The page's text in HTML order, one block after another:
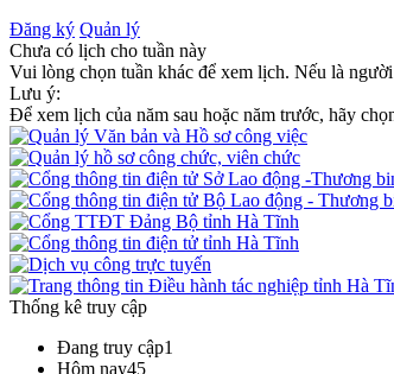
Đăng ký Quản lý
Chưa có lịch cho tuần này
Vui lòng chọn tuần khác để xem lịch. Nếu là
Lưu ý:
Để xem lịch của năm sau hoặc năm trước, hãy
Thống kê truy cập
Đang truy cập1
Hôm nay45